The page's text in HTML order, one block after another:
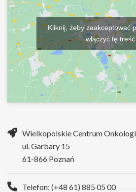
Kliknij, żeby zaakceptować
włączyć tę treść
Wielkopolskie Centrum
ul. Garbary 15
61-866 Poznań
Telefon: (+48 61) 885 05 00